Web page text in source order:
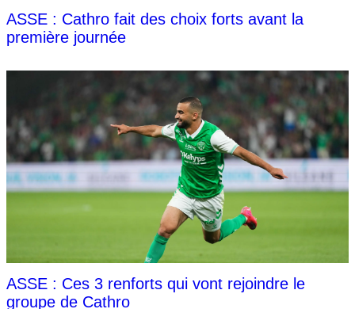
ASSE : Cathro fait des choix forts avant la
première journée
ASSE : Ces 3 renforts qui vont rejoindre le
groupe de Cathro